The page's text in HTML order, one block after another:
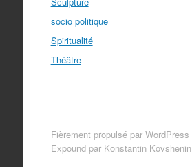
socio politique
Spiritualité
Théâtre
Fièrement propulsé par WordPress
Expound par Konstantin Kovshenin